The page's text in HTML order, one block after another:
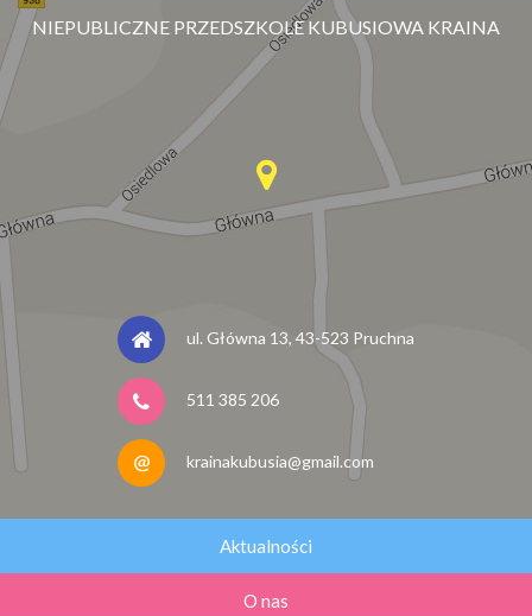
NIEPUBLICZNE PRZEDSZKOLE KUBUSIOWA KRAINA
ul. Główna 13, 43-523 Pruchna
511 385 206
krainakubusia@gmail.com
Aktualności
O nas